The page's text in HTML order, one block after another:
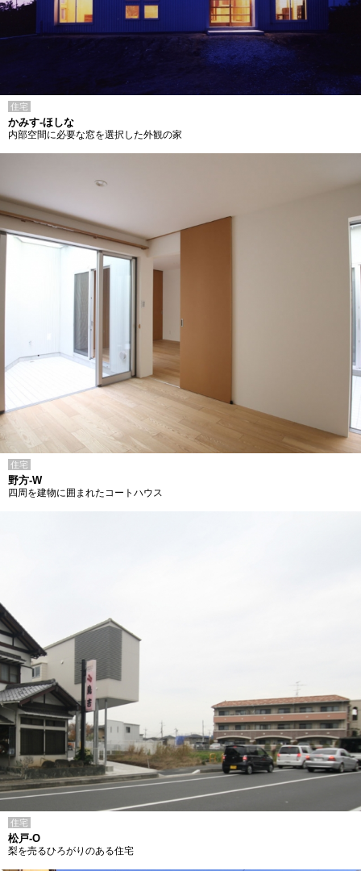
住宅
かみす-ほしな
内部空間に必要な窓を選択した外観の家
住宅
野方-W
四周を建物に囲まれたコートハウス
住宅
松戸-O
梨を売るひろがりのある住宅